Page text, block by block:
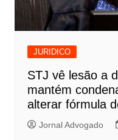
JURIDICO
STJ vê lesão a
mantém
alterar fórmula
Jornal Advogado